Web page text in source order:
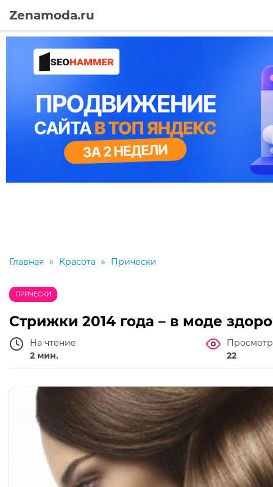
Zenamoda.ru
Главная » Красота » Прически
ПРИЧЕСКИ
Стрижки 2014 года – в моде
На чтение
2 мин.
22